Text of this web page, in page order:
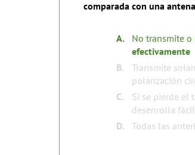
comparada con una
A. No transmite o
efectivamente
B.
Transmite
polarización
C.
Si se pierde el
desenrolla
D.
Todas las